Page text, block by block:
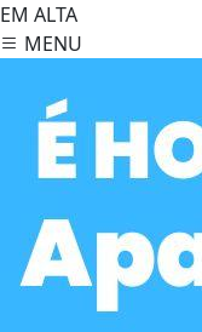
EM ALTA
MENU